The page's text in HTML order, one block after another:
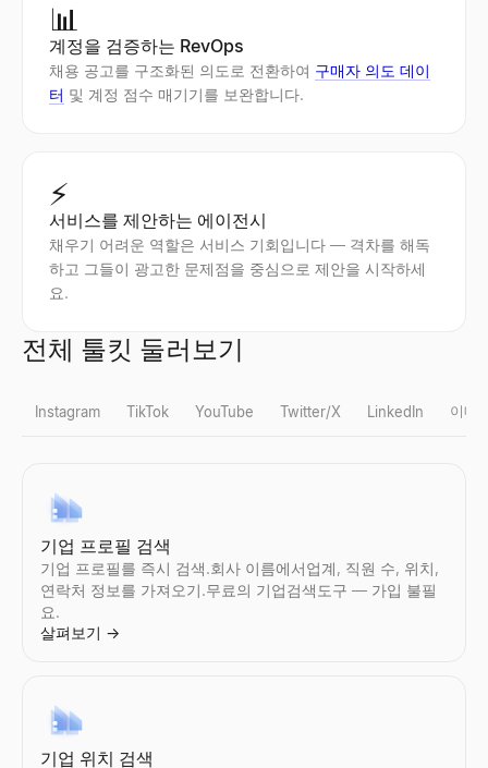
📊
계정을 검증하는 RevOps
채용 공고를 구조화된 의도로 전환하여 구매자 의도 데이
터 및 계정 점수 매기기를 보완합니다.
⚡
서비스를 제안하는 에이전시
채우기 어려운 역할은 서비스 기회입니다 — 격차를 해독
하고 그들이 광고한 문제점을 중심으로 제안을 시작하세
요.
전체 툴킷 둘러보기
Instagram TikTok YouTube Twitter/X LinkedIn 이메
Instagram 가짜 팔로워 확인
Instagram의 가짜 팔로워를 즉시 감지.무료도구에서 참여율, 팔
살펴보기→
Instagram 팔로워 수 조회
모든 Instagram계정의 실시간팔로워 수과(와)프로필 통계를 확
TikTok 가짜 팔로워 확인
TikTok 의 가짜 팔로워를 즉시 감지.무료도구에서 참여율, 팔로
살펴보기→
TikTok 팔로워 수 조회
모든 TikTok계정의 실시간팔로워 수과(와)프로필 통계를 확인.
YouTube 팔로워 수 조회
모든 YouTube채널의 실시간구독자 수과(와)채널 통계를 확인.구
살펴보기→
YouTube 가짜 팔로워 확인
YouTube의 가짜 구독자를 즉시 감지.무료도구에서 참여율, 구독
X 프로필 뷰어
공개된 X(Twitter) 프로필을 익명으로 보기 — 로그인 불필요. 모
살펴보기→
트위터 프로필 검색
Twitter/X프로필를 이미지및 아바타의 설명에서 검색.사진및 프
LinkedIn 리드 검증기
LinkedIn 게시물을 붙여넣으세요 — 작성자가 구매자인지 확인하
살펴보기→
LinkedIn 프로필 추출기
LinkedIn 프로필을 즉시 추출하세요. 이름, 이메일, 직책, 회사 데
대량 이메일 검증 도구
대량 이메일 목록을 무료로 확인하세요. 유효하지 않거나 일회용
살펴보기→
이메일 역방향 조회
이메일 주소로 소유자를 즉시 파악하세요. 이름, 직함, 회사 정보
기업 프로필 검색
기업 프로필를 즉시 검색.회사 이름에서업계, 직원 수, 위치,
연락처 정보를 가져오기.무료의 기업검색도구 — 가입 불필
요.
살펴보기 →
기업 위치 검색